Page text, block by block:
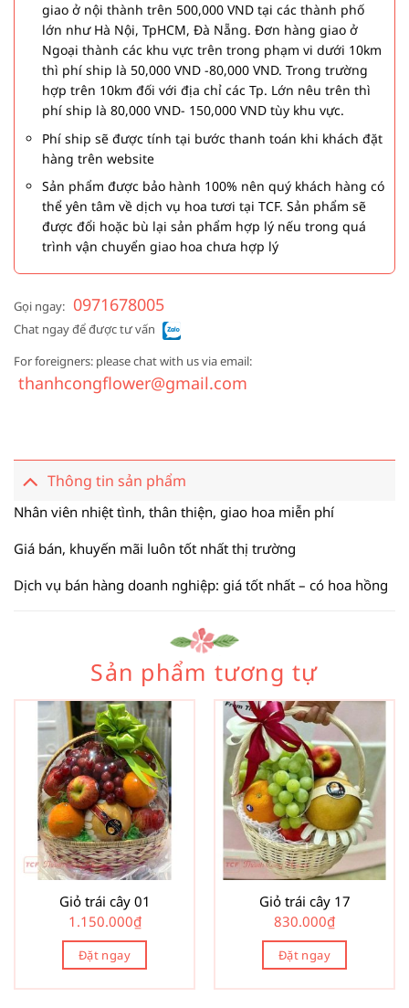
giao ở nội thành trên 500,000 VND tại các thành phố
lớn như Hà Nội, TpHCM, Đà Nẵng. Đơn hàng giao ở
Ngoại thành các khu vực trên trong phạm vi dưới 10km
thì phí ship là 50,000 VND -80,000 VND. Trong trường
hợp trên 10km đối với địa chỉ các Tp. Lớn nêu trên thì
phí ship là 80,000 VND- 150,000 VND tùy khu vực.
Phí ship sẽ được tính tại bước thanh toán khi khách đặt
hàng trên website
Sản phẩm được bảo hành 100% nên quý khách hàng có
thể yên tâm về dịch vụ hoa tươi tại TCF. Sản phẩm sẽ
được đổi hoặc bù lại sản phẩm hợp lý nếu trong quá
trình vận chuyển giao hoa chưa hợp lý
Gọi ngay: 0971678005
Chat ngay để được tư vấn
For foreigners: please chat with us via email:
thanhcongflower@gmail.com
Thông tin sản phẩm
Nhân viên nhiệt tình, thân thiện, giao hoa miễn phí
Giá bán, khuyến mãi luôn tốt nhất thị trường
Dịch vụ bán hàng doanh nghiệp: giá tốt nhất – có hoa hồng
Sản phẩm tương tự
Giỏ trái cây 01
1.150.000₫
Đặt ngay
Giỏ trái cây 17
830.000₫
Đặt ngay